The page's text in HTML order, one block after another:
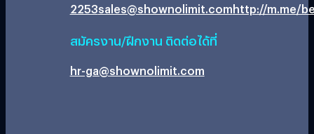
2253sales@shownolimit.comhttp://m.me/
สมัครงาน/ฝึกงาน ติดต่อได้ที่
hr-ga@shownolimit.com